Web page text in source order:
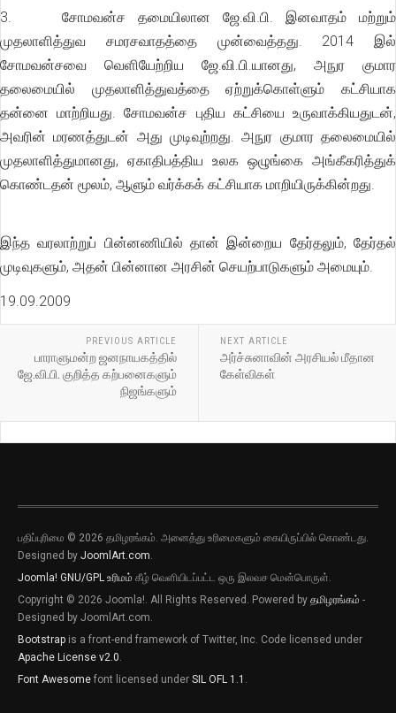
3. சோமவன்ச தமையிலான ஜே.வி.பி. இனவாதம் மற்றும்
முதலாளித்துவ சமரசவாதத்தை முன்வைத்தது. 2014 இல்
சோமவன்சவை வெளியேற்றிய ஜே.வி.பி.யானது, அநுர குமார
தலைமையில் முதலாளித்துவத்தை ஏற்றுக்கொள்ளும் கட்சியாக
தன்னை மாற்றியது. சோமவன்ச புதிய கட்சியை உருவாக்கியதுடன்,
அவரின் மரணத்துடன் அது முடிவுற்றது. அநுர குமார தலைமையில்
முதலாளித்துமானது, ஏகாதிபத்திய உலக ஒழுங்கை அங்கீகரித்துக்
கொண்டதன் மூலம், ஆளும் வர்க்கக் கட்சியாக மாறியிருக்கின்றது.
இந்த வரலாற்றுப் பின்னணியில் தான் இன்றைய தேர்தலும், தேர்தல்
முடிவுகளும், அதன் பின்னான அரசின் செயற்பாடுகளும் அமையும்.
19.09.2009
PREVIOUS ARTICLE
பாராளுமன்ற ஜனநாயகத்தில்
ஜே.வி.பி. குறித்த கற்பனைகளும்
நிஜங்களும்
NEXT ARTICLE
அர்ச்சுனாவின் அரசியல் மீதான
கேள்விகள்
பதிப்புரிமை © 2026 தமிழரங்கம். அனைத்து உரிமைகளும் கையிருப்பில் கொண்டது.
Designed by JoomlArt.com.
Joomla! GNU/GPL உரிமம் கீழ் வெளியிடப்பட்ட ஒரு இலவச மென்பொருள்.
Copyright © 2026 Joomla!. All Rights Reserved. Powered by தமிழரங்கம் -
Designed by JoomlArt.com.
Bootstrap is a front-end framework of Twitter, Inc. Code licensed under
Apache License v2.0.
Font Awesome font licensed under SIL OFL 1.1 .